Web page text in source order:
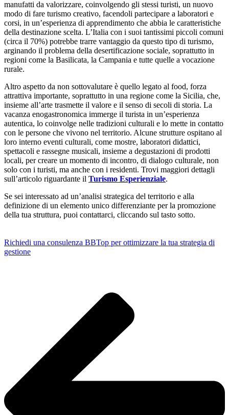
manufatti da valorizzare, coinvolgendo gli stessi turisti, un nuovo
modo di fare turismo creativo, facendoli partecipare a laboratori e
corsi, in un’esperienza di apprendimento che abbia le caratteristiche
della destinazione scelta. L’Italia con i suoi tantissimi piccoli comuni
(circa il 70%) potrebbe trarre vantaggio da questo tipo di turismo,
arginando il problema della desertificazione sociale, soprattutto in
regioni come la Basilicata, la Campania e tutte quelle a vocazione
rurale.
Altro aspetto da non sottovalutare è quello legato al food, forza
attrattiva importante, soprattutto in una regione come la Sicilia, che,
insieme all’arte trasmette il valore e il senso di secoli di storia. La
vacanza enogastronomica immerge il turista in un’esperienza
autentica, lo coinvolge nelle tradizioni culturali e lo mette in contatto
con le persone che vivono nel territorio. Alcune strutture ospitano al
loro interno eventi culturali, come mostre, laboratori didattici,
spettacoli e rassegne musicali, insieme a degustazioni di prodotti
locali, per creare un momento di incontro, di dialogo culturale, non
solo con i turisti, ma anche con i residenti. Trovi maggiori dettagli
sull’articolo riguardante il Turismo Esperienziale.
Se sei interessato ad un’analisi strategica del territorio e alla
definizione di un elemento unico differenziante per la promozione
della tua struttura, puoi contattarci, cliccando sul tasto sotto.
Richiedi una consulenza BBTop per ottimizzare la tua strategia di
gestione